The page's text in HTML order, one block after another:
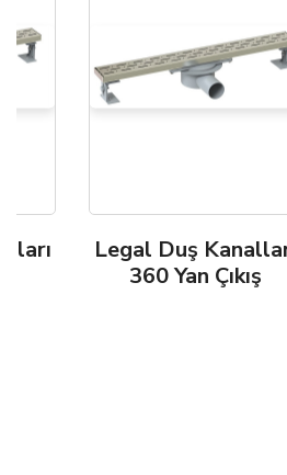
Legal Duş Kanalları
360 Yan Çıkış